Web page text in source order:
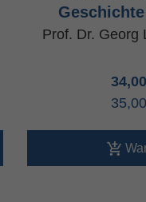
Prof. Dr. Georg